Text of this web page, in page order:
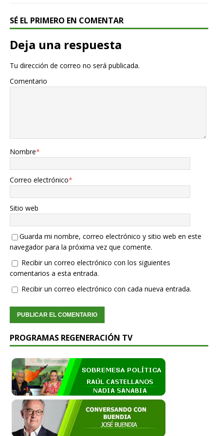
SÉ EL PRIMERO EN COMENTAR
Deja una respuesta
Tu dirección de correo no será publicada.
Comentario
Nombre*
Correo electrónico*
Sitio web
Guarda mi nombre, correo electrónico y sitio web en este
navegador para la próxima vez que comente.
Recibir un correo electrónico con los siguientes
comentarios a esta entrada.
Recibir un correo electrónico con cada nueva entrada.
PROGRAMAS REGENERACIÓN TV